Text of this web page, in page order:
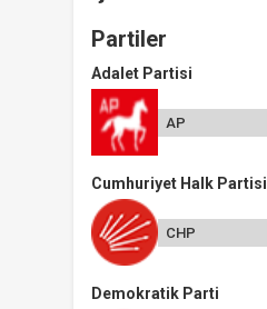
Partiler
Adalet Partisi
AP
Cumhuriyet Halk Partisi
CHP
Demokratik Parti